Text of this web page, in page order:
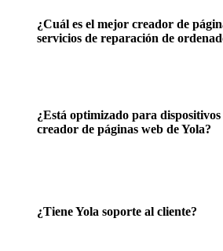
¿Cuál es el mejor creador de
servicios de reparación de
¿Está optimizado para dispositivos
creador de páginas web de Yola?
¿Tiene Yola soporte al cliente?